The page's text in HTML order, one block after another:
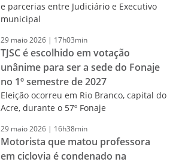
e parcerias entre Judiciário e Executivo
municipal
29 maio2026 | 17h03min
TJSC é escolhido em votação
unânime para ser a sede do Fonaje
no 1º semestre de 2027
Eleição ocorreu em Rio Branco, capital do
Acre, durante o 57º Fonaje
29 maio2026 | 16h38min
Motorista que matou professora
em ciclovia é condenado na